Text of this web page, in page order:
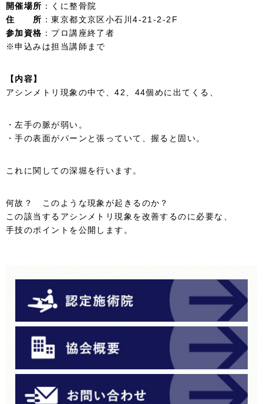
開催場所 ：くに整骨院
住 所 ：東京都文京区小石川4-21-2-2F
参加資格 ：プロ講座終了者
※申込みは担当講師まで
【内容】
アシンメトリ現象の中で、42、44個めに出てくる、
・左手の脈が弱い。
・手の表面がパーンと張っていて、握ると固い。
これに関しての深堀を行います。
何故？ このような現象が起きるのか？
この該当するアシンメトリ現象を改善するのに必要な、
手技のポイントを公開します。